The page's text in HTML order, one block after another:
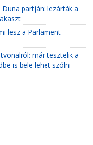
partján: lezárták a
lesz a Parlament
már tesztelik a
is bele lehet szólni